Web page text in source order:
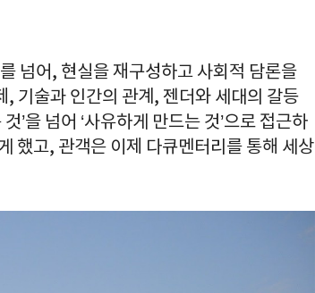
넘어, 현실을 재구성하고 사회적 담론을
기술과 인간의 관계, 젠더와 세대의 갈등
’을 넘어 ‘사유하게 만드는 것’으로 접근하
했고, 관객은 이제 다큐멘터리를 통해 세상